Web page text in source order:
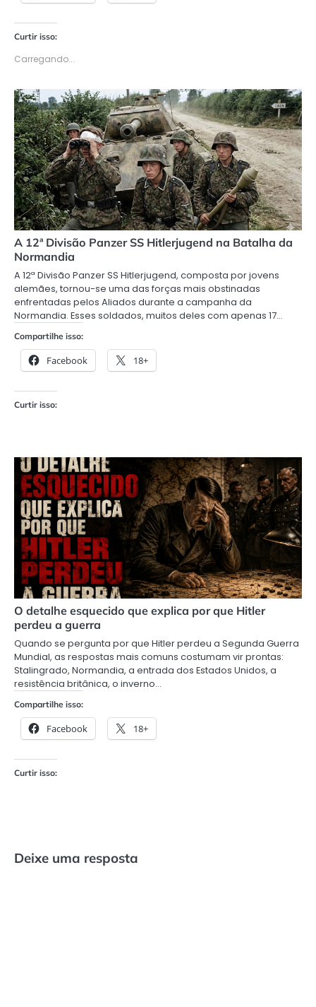
Curtir isso:
Carregando...
A 12ª Divisão Panzer SS Hitlerjugend na Batalha da
Normandia
A 12ª Divisão Panzer SS Hitlerjugend, composta por jovens
alemães, tornou-se uma das forças mais obstinadas
enfrentadas pelos Aliados durante a campanha da
Normandia. Esses soldados, muitos deles com apenas 17…
Compartilhe isso:
Facebook 18+
Curtir isso:
O detalhe esquecido que explica por que Hitler
perdeu a guerra
Quando se pergunta por que Hitler perdeu a Segunda Guerra
Mundial, as respostas mais comuns costumam vir prontas:
Stalingrado, Normandia, a entrada dos Estados Unidos, a
resistência britânica, o inverno…
Compartilhe isso:
Facebook 18+
Curtir isso:
Deixe uma resposta